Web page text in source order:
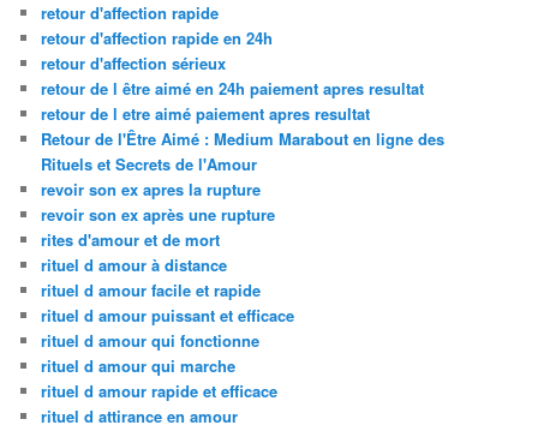
retour d'affection rapide
retour d'affection rapide en 24h
retour d'affection sérieux
retour de l être aimé en 24h paiement apres resultat
retour de l etre aimé paiement apres resultat
Retour de l'Être Aimé : Medium Marabout en ligne des
Rituels et Secrets de l'Amour
revoir son ex apres la rupture
revoir son ex après une rupture
rites d'amour et de mort
rituel d amour à distance
rituel d amour facile et rapide
rituel d amour puissant et efficace
rituel d amour qui fonctionne
rituel d amour qui marche
rituel d amour rapide et efficace
rituel d attirance en amour